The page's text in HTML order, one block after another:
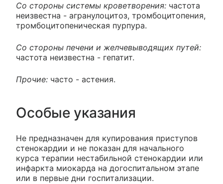
Со стороны системы кроветворения: частота
неизвестна - агранулоцитоз, тромбоцитопения,
тромбоцитопеническая пурпура.
Со стороны печени и желчевыводящих путей:
частота неизвестна - гепатит.
Прочие: часто - астения.
Особые указания
Не предназначен для купирования приступов
стенокардии и не показан для начального
курса терапии нестабильной стенокардии или
инфаркта миокарда на догоспитальном этапе
или в первые дни госпитализации.